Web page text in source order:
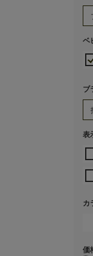
ベ
ブ
表
カ
価